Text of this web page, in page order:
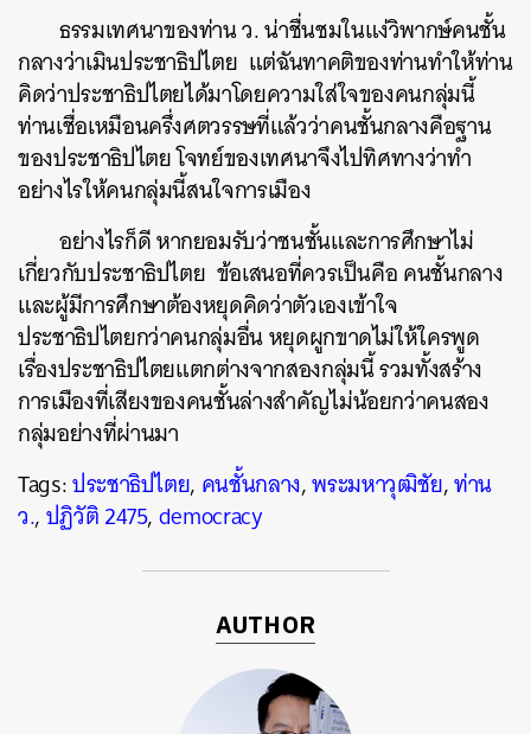
ธรรมเทศนาของท่าน ว. น่าชื่นชมในแง่วิพากษ์คนชั้น
กลางว่าเมินประชาธิปไตย แต่ฉันทาคติของท่านทำให้ท่าน
คิดว่าประชาธิปไตยได้มาโดยความใส่ใจของคนกลุ่มนี้
ท่านเชื่อเหมือนครึ่งศตวรรษที่แล้วว่าคนชั้นกลางคือฐาน
ของประชาธิปไตย โจทย์ของเทศนาจึงไปทิศทางว่าทำ
อย่างไรให้คนกลุ่มนี้สนใจการเมือง
อย่างไรก็ดี หากยอมรับว่าชนชั้นและการศึกษาไม่
เกี่ยวกับประชาธิปไตย ข้อเสนอที่ควรเป็นคือ คนชั้นกลาง
และผู้มีการศึกษาต้องหยุดคิดว่าตัวเองเข้าใจ
ประชาธิปไตยกว่าคนกลุ่มอื่น หยุดผูกขาดไม่ให้ใครพูด
เรื่องประชาธิปไตยแตกต่างจากสองกลุ่มนี้ รวมทั้งสร้าง
การเมืองที่เสียงของคนชั้นล่างสำคัญไม่น้อยกว่าคนสอง
กลุ่มอย่างที่ผ่านมา
Tags:ประชาธิปไตย, คนชั้นกลาง,พระมหาวุฒิชัย,ท่าน
ว.,ปฏิวัติ 2475,democracy
AUTHOR